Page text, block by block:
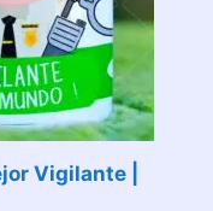
Vigilante |